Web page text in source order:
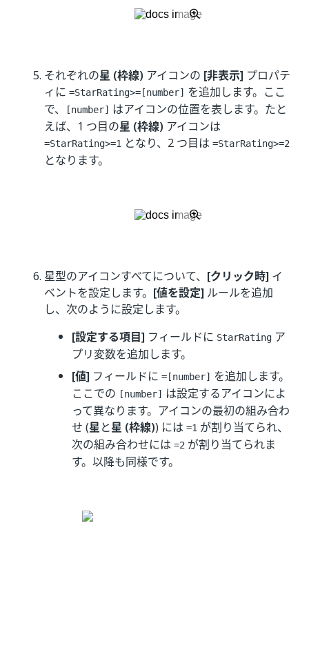
それぞれの星 (枠線) アイコンの [非表示] プロパテ
ィに =StarRating>=[number] を追加します。ここ
で、
[number] はアイコンの位置を表します。たと
えば、1 つ目の星 (枠線) アイコンは
=StarRating>=1 となり、2 つ目は =StarRating>=2
となります。
星型のアイコンすべてについて、 [クリック時] イ
ベントを設定します。 [値を設定] ルールを追加
し、次のように設定します。
[設定する項目] フィールドに StarRating ア
プリ変数を追加します。
[値] フィールドに =[number] を追加します。
ここでの [number] は設定するアイコンによ
って異なります。アイコンの最初の組み合わ
せ (星と星 (枠線)) には =1 が割り当てられ、
次の組み合わせには =2 が割り当てられま
す。以降も同様です。